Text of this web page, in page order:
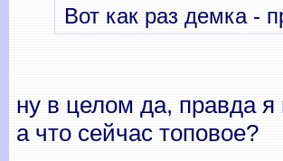
Вот как раз демка -
ну в целом да, правда
а что сейчас топовое?